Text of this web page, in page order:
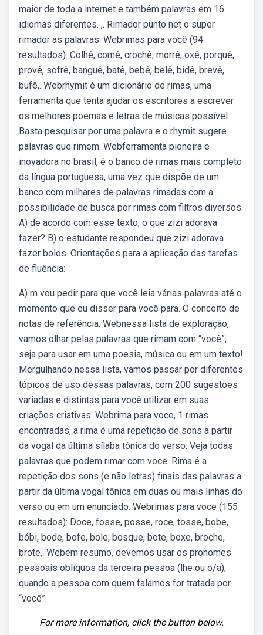
maior de toda a internet e também palavras em 16
idiomas diferentes. ,. Rimador punto net o super
rimador as palavras: Webrimas para você (94
resultados): Colhê, comê, crochê, morrê, oxê, porquê,
provê, sofrê, banguê, batê, bebê, belê, bidê, brevê,
bufê,. Webrhymit é um dicionário de rimas, uma
ferramenta que tenta ajudar os escritores a escrever
os melhores poemas e letras de músicas possível.
Basta pesquisar por uma palavra e o rhymit sugere
palavras que rimem. Webferramenta pioneira e
inovadora no brasil, é o banco de rimas mais completo
da língua portuguesa, uma vez que dispõe de um
banco com milhares de palavras rimadas com a
possibilidade de busca por rimas com filtros diversos.
A) de acordo com esse texto, o que zizi adorava
fazer? B) o estudante respondeu que zizi adorava
fazer bolos. Orientações para a aplicação das tarefas
de fluência:
A) m vou pedir para que você leia várias palavras até o
momento que eu disser para você para. O conceito de
notas de referência. Webnessa lista de exploração,
vamos olhar pelas palavras que rimam com “você”,
seja para usar em uma poesia, música ou em um texto!
Mergulhando nessa lista, vamos passar por diferentes
tópicos de uso dessas palavras, com 200 sugestões
variadas e distintas para você utilizar em suas
criações criativas. Webrima para voce, 1 rimas
encontradas, a rima é uma repetição de sons a partir
da vogal da última sílaba tônica do verso: Veja todas
palavras que podem rimar com voce. Rima é a
repetição dos sons (e não letras) finais das palavras a
partir da última vogal tônica em duas ou mais linhas do
verso ou em um enunciado. Webrimas para voce (155
resultados): Doce, fosse, posse, roce, tosse, bobe,
bóbi, bode, bofe, bole, bosque, bote, boxe, broche,
brote,. Webem resumo, devemos usar os pronomes
pessoais oblíquos da terceira pessoa (lhe ou o/a),
quando a pessoa com quem falamos for tratada por
“você”.
For more information, click the button below.